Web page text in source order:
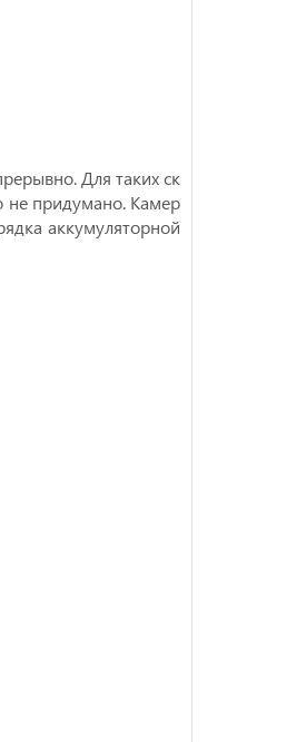
Для таких ск
не придумано. Камер
аккумуляторной